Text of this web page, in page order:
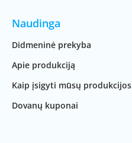
Naudinga
Didmeninė prekyba
Apie produkciją
Kaip įsigyti mūsų produkcijos
Dovanų kuponai